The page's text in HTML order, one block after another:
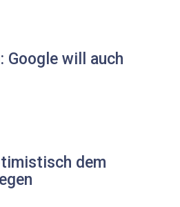
Google will auch
dem